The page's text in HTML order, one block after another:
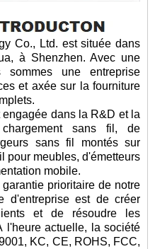
Co., Ltd. est située dans
à Shenzhen. Avec une
une entreprise
et axée sur la fourniture
dans la R&D et la
sans fil, de
sans fil montés sur
pour meubles, d'émetteurs
mobile.
prioritaire de notre
d'entreprise est de créer
et de résoudre les
l'heure actuelle, la société
KC, CE, ROHS, FCC,